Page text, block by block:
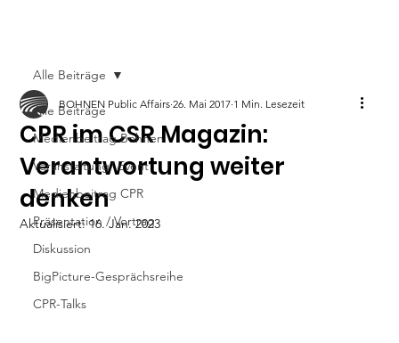
Alle Beiträge
Medienbeitrag Bohnen
Veranstaltung/ Event
Medienbeitrag CPR
Präsentation / Vortrag
Diskussion
BigPicture-Gesprächsreihe
CPR-Talks
Alle Beiträge
CPR im CSR Magazin:
Verantwortung weiter
denken
BOHNEN Public Affairs 26. Mai 2017 1 Min. Lesezeit
Aktualisiert:16. Jan. 2023